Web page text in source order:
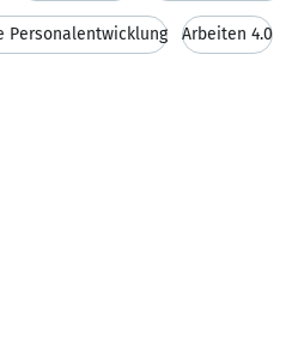
Personalentwicklung Arbeiten 4.0